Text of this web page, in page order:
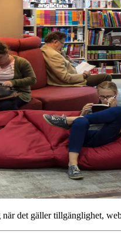
det gäller tillgänglighet,